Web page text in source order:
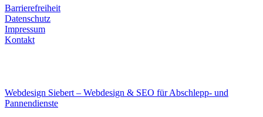
Barrierefreiheit
Datenschutz
Impressum
Kontakt
Webdesign Siebert – Webdesign & SEO für Abschlepp- und
Pannendienste